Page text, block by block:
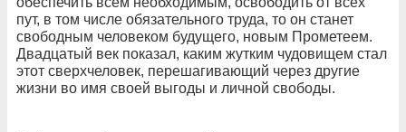
пут, в том числе обязательного труда, то он станет
свободным человеком будущего, новым Прометеем.
Двадцатый век показал, каким жутким чудовищем стал
этот сверхчеловек, перешагивающий через другие
жизни во имя своей выгоды и личной свободы.